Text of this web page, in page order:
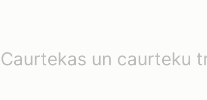
Caurtekas un caurteku